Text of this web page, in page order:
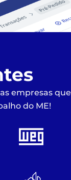
empresas que
do ME!